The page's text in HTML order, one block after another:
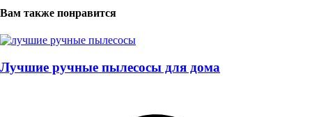
Вам также понравится
Лучшие ручные пылесосы для дома